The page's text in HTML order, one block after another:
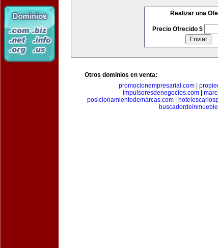
Realizar una
Precio Ofrecido $
Otros dominios en venta:
promocionempresarial.com|
impulsoresdenegocios.com|
posicionamientodemarcas.com|